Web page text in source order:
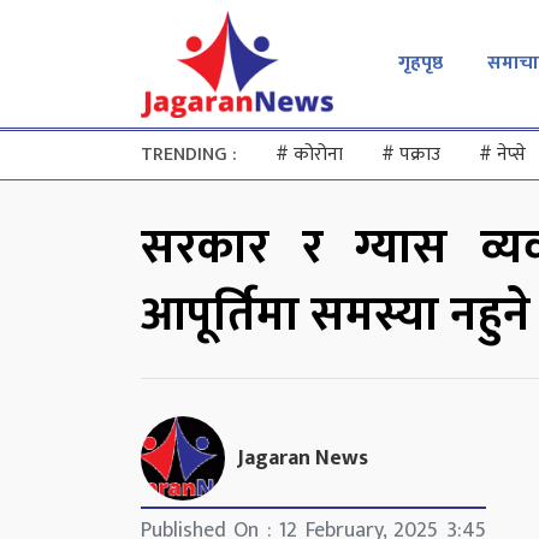
गृहपृष्ठ
TRENDING : #कोरोना #पक्राउ #नेप्से
सरकार र ग्यास
आपूर्तिमा समस्या नहुने
Jagaran News
Published On : 12 February, 2025 3:45